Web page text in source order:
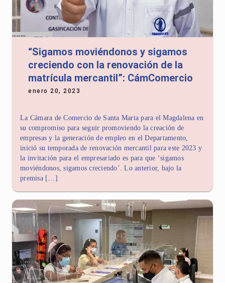
“Sigamos moviéndonos y sigamos
creciendo con la renovación de la
matrícula mercantil”: CámComercio
enero 20, 2023
La Cámara de Comercio de Santa Marta para el Magdalena en
su compromiso para seguir promoviendo la creación de
empresas y la generación de empleo en el Departamento,
inició su temporada de renovación mercantil para este 2023 y
la invitación para el empresariado es para que ‘sigamos
moviéndonos, sigamos creciendo’. Lo anterior, bajo la
premisa […]